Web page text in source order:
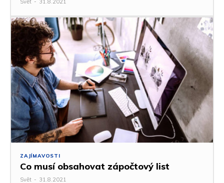
Svět - 31.8.2021
ZAJÍMAVOSTI
Co musí obsahovat zápočtový list
Svět - 31.8.2021